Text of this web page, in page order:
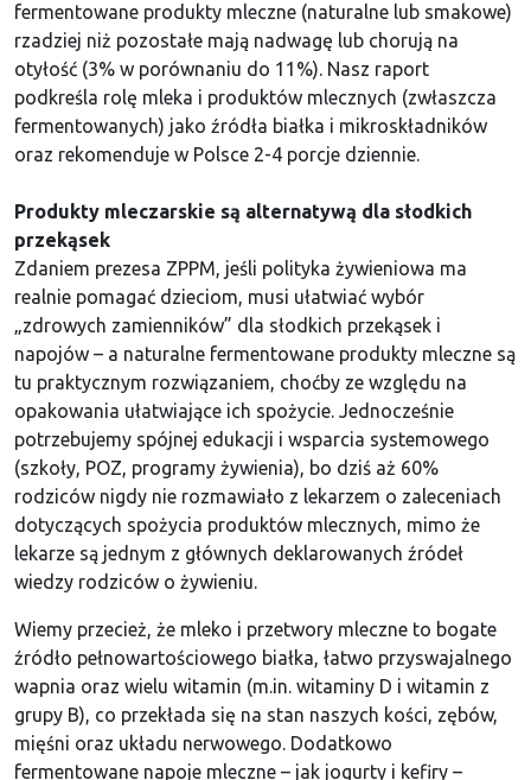
fermentowane produkty mleczne (naturalne lub smakowe)
rzadziej niż pozostałe mają nadwagę lub chorują na
otyłość (3% w porównaniu do 11%). Nasz raport
podkreśla rolę mleka i produktów mlecznych (zwłaszcza
fermentowanych) jako źródła białka i mikroskładników
oraz rekomenduje w Polsce 2-4 porcje dziennie.
Produkty mleczarskie są alternatywą dla słodkich
przekąsek
Zdaniem prezesa ZPPM, jeśli polityka żywieniowa ma
realnie pomagać dzieciom, musi ułatwiać wybór
„zdrowych zamienników” dla słodkich przekąsek i
napojów – a naturalne fermentowane produkty mleczne są
tu praktycznym rozwiązaniem, choćby ze względu na
opakowania ułatwiające ich spożycie. Jednocześnie
potrzebujemy spójnej edukacji i wsparcia systemowego
(szkoły, POZ, programy żywienia), bo dziś aż 60%
rodziców nigdy nie rozmawiało z lekarzem o zaleceniach
dotyczących spożycia produktów mlecznych, mimo że
lekarze są jednym z głównych deklarowanych źródeł
wiedzy rodziców o żywieniu.
Wiemy przecież, że mleko i przetwory mleczne to bogate
źródło pełnowartościowego białka, łatwo przyswajalnego
wapnia oraz wielu witamin (m.in. witaminy D i witamin z
grupy B), co przekłada się na stan naszych kości, zębów,
mięśni oraz układu nerwowego. Dodatkowo
fermentowane napoje mleczne – jak jogurty i kefiry –